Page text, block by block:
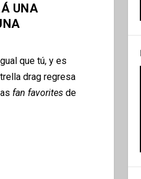
UNA
que tú, y es
drag regresa
fan favorites de